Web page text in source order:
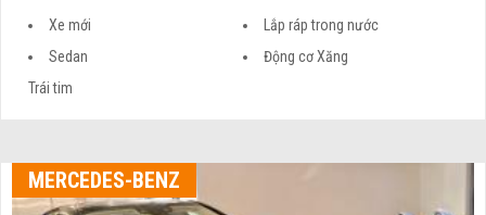
Xe mới
Lắp ráp trong nước
Sedan
Động cơ Xăng
Trái tim
MERCEDES-BENZ